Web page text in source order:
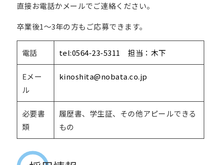
直接お電話かメールでご連絡ください。
卒業後1～3年の方もご応募できます。
電話 tel:0564-23-5311 担当：木下
Eメー
ル
kinoshita@nobata.co.jp
必要書
類
履歴書、学生証、その他アピールできる
もの